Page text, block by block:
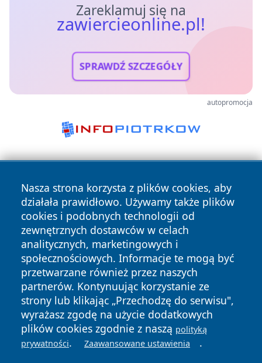
Zareklamuj się na
zawiercieonline.pl!
SPRAWDŹ SZCZEGÓŁY
autopromocja
Nasza strona korzysta z plików cookies, aby
działała prawidłowo. Używamy także plików
cookies i podobnych technologii od
zewnętrznych dostawców w celach
analitycznych, marketingowych i
społecznościowych. Informacje te mogą być
przetwarzane również przez naszych
partnerów. Kontynuując korzystanie ze
strony lub klikając „Przechodzę do serwisu",
wyrażasz zgodę na użycie dodatkowych
plików cookies zgodnie z naszą polityką
prywatności. Zaawansowane ustawienia .
Copyright © 2026 zawiercieonline.pl Wszystkie prawa
zastrzeżone.
News Autorzy
Polityka
Prywatności
Polityka
Cookies